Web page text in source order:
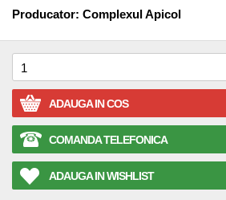
Producator: Complexul Apicol
ADAUGA IN COS
COMANDA TELEFONICA
ADAUGA IN WISHLIST